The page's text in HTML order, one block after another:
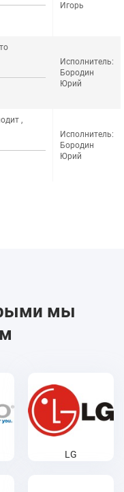
Игорь
Исполнитель:
Бородин
Юрий
,
Исполнитель:
Бородин
Юрий
мы
LG